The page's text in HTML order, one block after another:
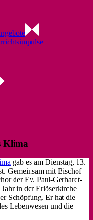
Klima
gab es am Dienstag, 13.
Gemeinsam mit Bischof
der Ev. Paul-Gerhardt-
in der Erlöserkirche
Schöpfung. Er hat die
Lebenwesen und die